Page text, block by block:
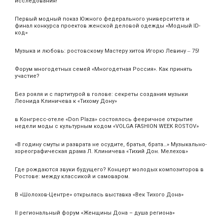
Первый модный показ Южного федерального университета и
финал конкурса проектов женской деловой одежды «Модный ID-
код»
Музыка и любовь: ростовскому Мастеру хитов Игорю Левину ‒ 75!
Форум многодетных семей «Многодетная Россия». Как принять
участие?
Без рояля и с партитурой в голове: секреты создания музыки
Леонида Клиничева к «Тихому Дону»
в Конгресс-отеле «Don Plaza» состоялось фееричное открытие
недели моды с культурным кодом «VOLGA FASHION WEEK ROSTOV»
«В годину смуты и разврата не осудите, братья, брата…» Музыкально-
хореографическая драма Л. Клиничева «Тихий Дон. Мелехов»
Где рождаются звуки будущего? Концерт молодых композиторов в
Ростове: между классикой и самоваром.
В «Шолохов-Центре» открылась выставка «Век Тихого Дона»
II региональный форум «Женщины Дона – душа региона»